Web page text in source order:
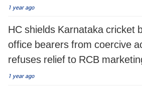
1 year ago
HC shields Karnataka cricket
office bearers from coercive
refuses relief to RCB
1 year ago